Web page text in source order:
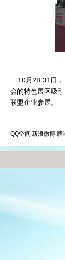
10月28-31日，
会的特色展区吸
联盟企业参展。
QQ空间 新浪微博 腾